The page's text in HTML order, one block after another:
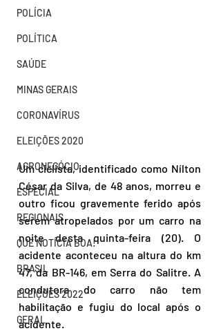
POLÍCIA
POLÍTICA
SAÚDE
MINAS GERAIS
CORONAVÍRUS
ELEIÇÕES 2020
AGRONEGÓCIO
ESPECIAL
REGIONAIS
QUE NOTÍCIA BOA!
BRASIL
ELEIÇÕES 2022
GERAL
Um ciclista, identificado como Nílton
César da Silva, de 48 anos, morreu e
outro ficou gravemente ferido após
serem atropelados por um carro na
noite desta quinta-feira (20). O
acidente aconteceu na altura do km
47, da BR-146, em Serra do Salitre. A
condutora do carro não tem
habilitação e fugiu do local após o
acidente.